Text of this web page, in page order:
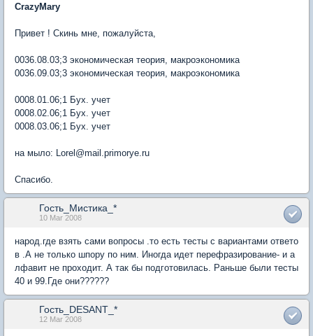
CrazyMary
Привет ! Скинь мне, пожалуйста,
0036.08.03;3 экономическая теория, макроэкономика
0036.09.03;3 экономическая теория, макроэкономика
0008.01.06;1 Бух. учет
0008.02.06;1 Бух. учет
0008.03.06;1 Бух. учет
на мыло: Lorel@mail.primorye.ru
Спасибо.
Гость_Мистика_*
10 Mar 2008
народ.где взять сами вопросы .то есть тесты с вариантами ответо
в .А не только шпору по ним. Иногда идет перефразирование- и а
лфавит не проходит. А так бы подготовилась. Раньше были тесты
40 и 99.Где они??????
Гость_DESANT_*
12 Mar 2008